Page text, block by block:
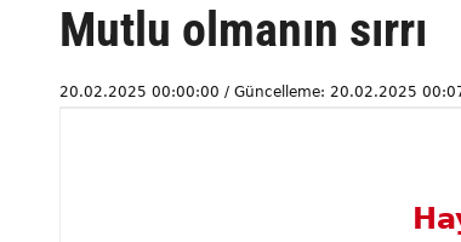
Mutlu olmanın sırrı
20.02.2025 00:00:00 / Güncelleme: 20.02.2025